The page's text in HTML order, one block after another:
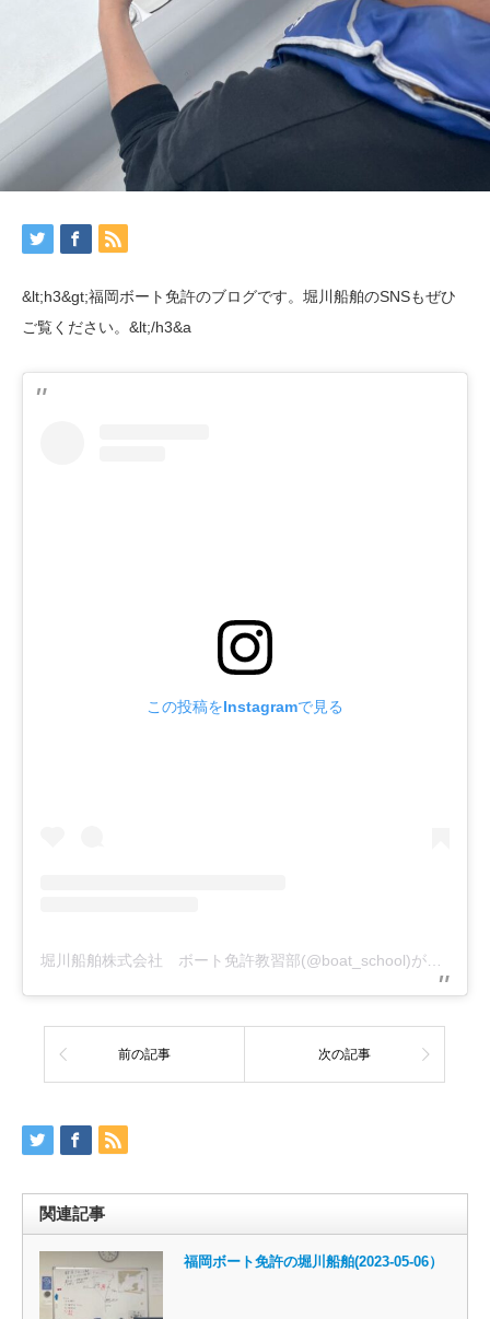
&lt;h3&gt;福岡ボート免許のブログです。堀川船舶のSNSもぜひ
ご覧ください。&lt;/h3&a
この投稿をInstagramで見る
前の記事 次の記事
関連記事
福岡ボート免許の堀川船舶(2023-05-06）